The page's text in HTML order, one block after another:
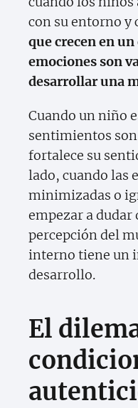
con su entorno y
que crecen en
emociones son
desarrollar una
Cuando un niño
sentimientos
fortalece su
lado, cuando las
minimizadas o
empezar a dudar
percepción del
interno tiene un
desarrollo.
El